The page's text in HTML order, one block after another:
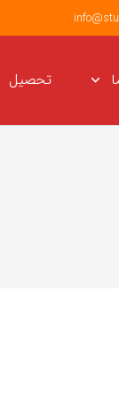
تحصیل